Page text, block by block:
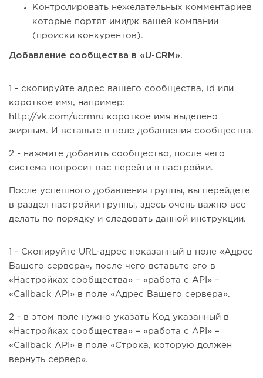
Контролировать нежелательных комментариев
которые портят имидж вашей компании
(происки конкурентов).
Добавление сообщества в «U-CRM».
1 - скопируйте адрес вашего сообщества, id или
короткое имя, например:
http://vk.com/ucrmru короткое имя выделено
жирным. И вставьте в поле добавления сообщества.
2 - нажмите добавить сообщество, после чего
система попросит вас перейти в настройки.
После успешного добавления группы, вы перейдете
в раздел настройки группы, здесь очень важно все
делать по порядку и следовать данной инструкции.
1 - Скопируйте URL-адрес показанный в поле «Адрес
Вашего сервера», после чего вставьте его в
«Настройках сообщества» – «работа с API» –
«Callback API» в поле «Адрес Вашего сервера».
2 - в этом поле нужно указать Код указанный в
«Настройках сообщества» – «работа с API» –
«Callback API» в поле «Строка, которую должен
вернуть сервер».